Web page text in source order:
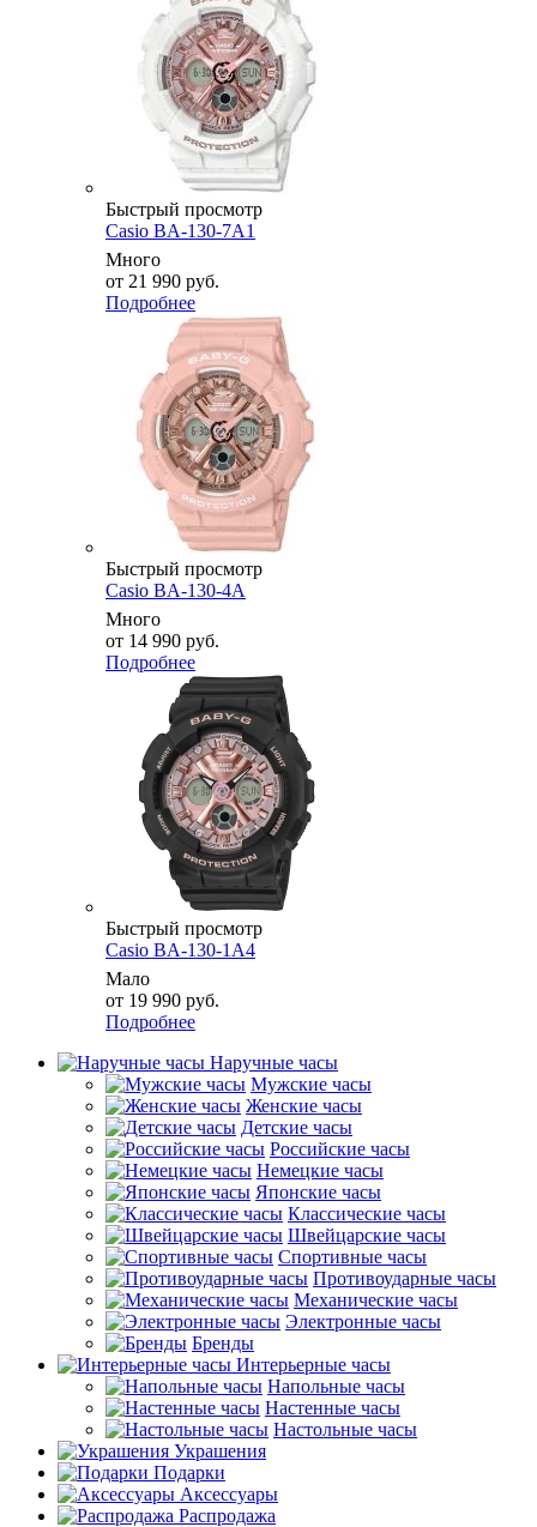
Быстрый просмотр
Casio BA-130-7A1
Много
от 21 990 руб.
Подробнее
Быстрый просмотр
Casio BA-130-4A
Много
от 14 990 руб.
Подробнее
Быстрый просмотр
Casio BA-130-1A4
Мало
от 19 990 руб.
Подробнее
Наручные часы
Мужские часы
Женские часы
Детские часы
Российские часы
Немецкие часы
Японские часы
Классические часы
Швейцарские часы
Спортивные часы
Противоударные часы
Механические часы
Электронные часы
Бренды
Интерьерные часы
Напольные часы
Настенные часы
Настольные часы
Украшения
Подарки
Аксессуары
Распродажа